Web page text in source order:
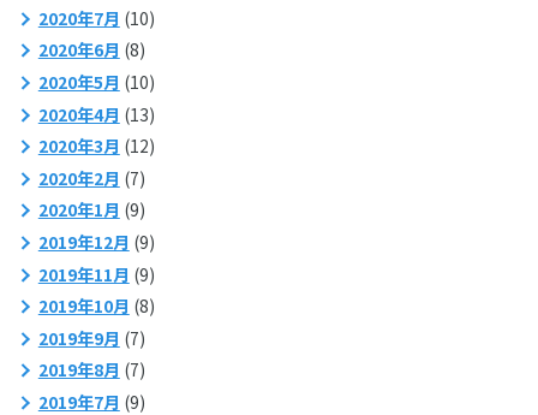
2020年7月 (10)
2020年6月 (8)
2020年5月 (10)
2020年4月 (13)
2020年3月 (12)
2020年2月 (7)
2020年1月 (9)
2019年12月 (9)
2019年11月 (9)
2019年10月 (8)
2019年9月 (7)
2019年8月 (7)
2019年7月 (9)